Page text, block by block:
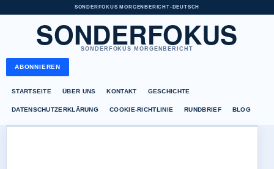
SONDERFOKUS MORGENBERICHT• DEUTSCH
SONDERFOKUS
SONDERFOKUS MORGENBERICHT
ABONNIEREN
STARTSEITE ÜBER UNS KONTAKT GESCHICHTE
DATENSCHUTZERKLÄRUNG COOKIE-RICHTLINIE RUNDBRIEF BLOG